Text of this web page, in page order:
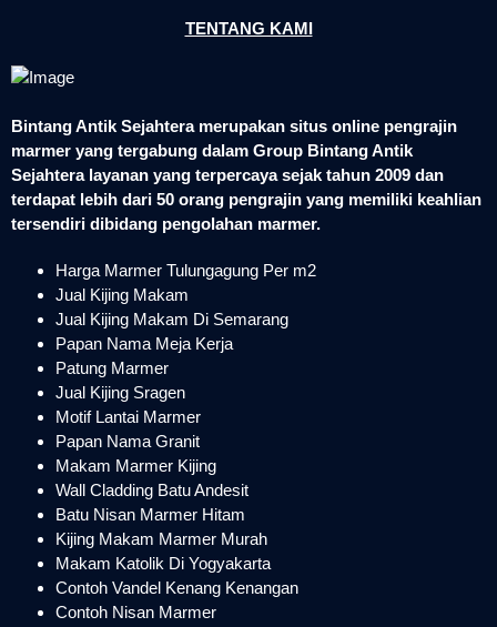
TENTANG KAMI
Bintang Antik Sejahtera merupakan situs online pengrajin
marmer yang tergabung dalam Group Bintang Antik
Sejahtera layanan yang terpercaya sejak tahun 2009 dan
terdapat lebih dari 50 orang pengrajin yang memiliki keahlian
tersendiri dibidang pengolahan marmer.
Harga Marmer Tulungagung Per m2
Jual Kijing Makam
Jual Kijing Makam Di Semarang
Papan Nama Meja Kerja
Patung Marmer
Jual Kijing Sragen
Motif Lantai Marmer
Papan Nama Granit
Makam Marmer Kijing
Wall Cladding Batu Andesit
Batu Nisan Marmer Hitam
Kijing Makam Marmer Murah
Makam Katolik Di Yogyakarta
Contoh Vandel Kenang Kenangan
Contoh Nisan Marmer